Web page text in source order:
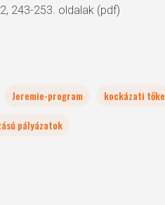
243-253. oldalak (pdf)
Jeremie-program kockázati tőke
pályázatok